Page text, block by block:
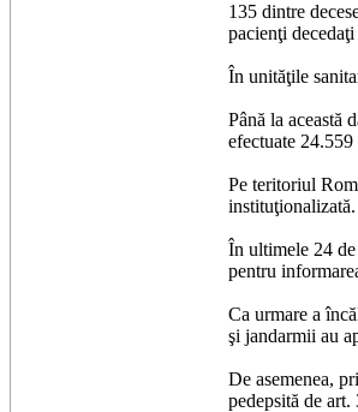
135 dintre
pacienţi
În unităţile
Până la această
efectuate
Pe teritoriul
În ultimele 24
pentru
Ca urmare a
şi jandarmii au
De asemenea,
pedepsită de